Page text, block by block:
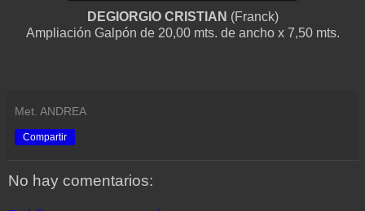
DEGIORGIO CRISTIAN (Franck)
Ampliación Galpón de 20,00 mts. de ancho x 7,50 mts.
Met. ANDREA
Compartir
No hay comentarios: